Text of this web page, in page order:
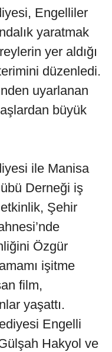
Engelliler
yaratmak
yer aldığı
düzenledi.
uyarlanan
büyük
ile Manisa
Derneği iş
Şehir
Özgür
işitme
film,
yaşattı.
Engelli
Hakyol ve